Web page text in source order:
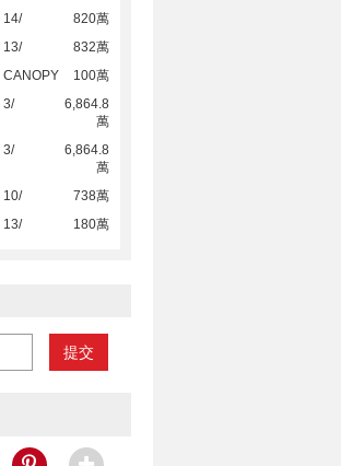
14/
820萬
13/
832萬
CANOPY
100萬
3/
6,864.8
萬
3/
6,864.8
萬
10/
738萬
13/ 180萬
提交